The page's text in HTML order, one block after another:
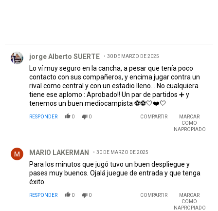
jorge Alberto SUERTE 30 DE MARZO DE 2025
Lo ví muy seguro en la cancha, a pesar que tenía poco
contacto con sus compañeros, y encima jugar contra un
rival como central y con un estadio lleno... No cualquiera
tiene ese aplomo : Aprobado!! Un par de partidos ➕ y
tenemos un buen mediocampista ⚽⚽🤍❤️🤍
RESPONDER 0 0 COMPARTIR
MARCAR
COMO
INAPROPIADO
MARIO LAKERMAN 30 DE MARZO DE 2025
Para los minutos que jugó tuvo un buen despliegue y
pases muy buenos. Ojalá juegue de entrada y que tenga
éxito.
RESPONDER 0 0 COMPARTIR
MARCAR
COMO
INAPROPIADO